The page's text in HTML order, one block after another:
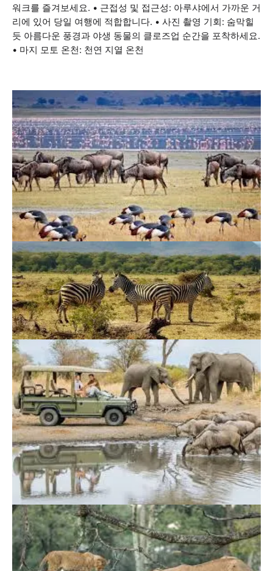
워크를 즐겨보세요. • 근접성 및 접근성: 아루샤에서 가까운 거
리에 있어 당일 여행에 적합합니다. • 사진 촬영 기회: 숨막힐
듯 아름다운 풍경과 야생 동물의 클로즈업 순간을 포착하세요.
• 마지 모토 온천: 천연 지열 온천